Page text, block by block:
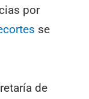
por
se
de